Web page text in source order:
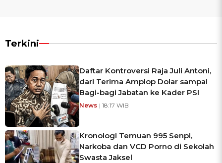
Terkini
Daftar Kontroversi Raja Juli Antoni,
dari Terima Amplop Dolar sampai
Bagi-bagi Jabatan ke Kader PSI
News | 18:17 WIB
Kronologi Temuan 995 Senpi,
Narkoba dan VCD Porno di Sekolah
Swasta Jaksel